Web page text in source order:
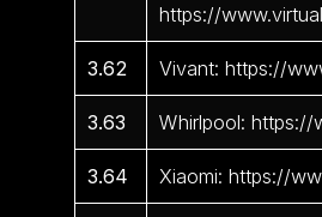
https://
3.62 Vivant: https://
3.63 Whirlpool: https://
3.64 Xiaomi: https://